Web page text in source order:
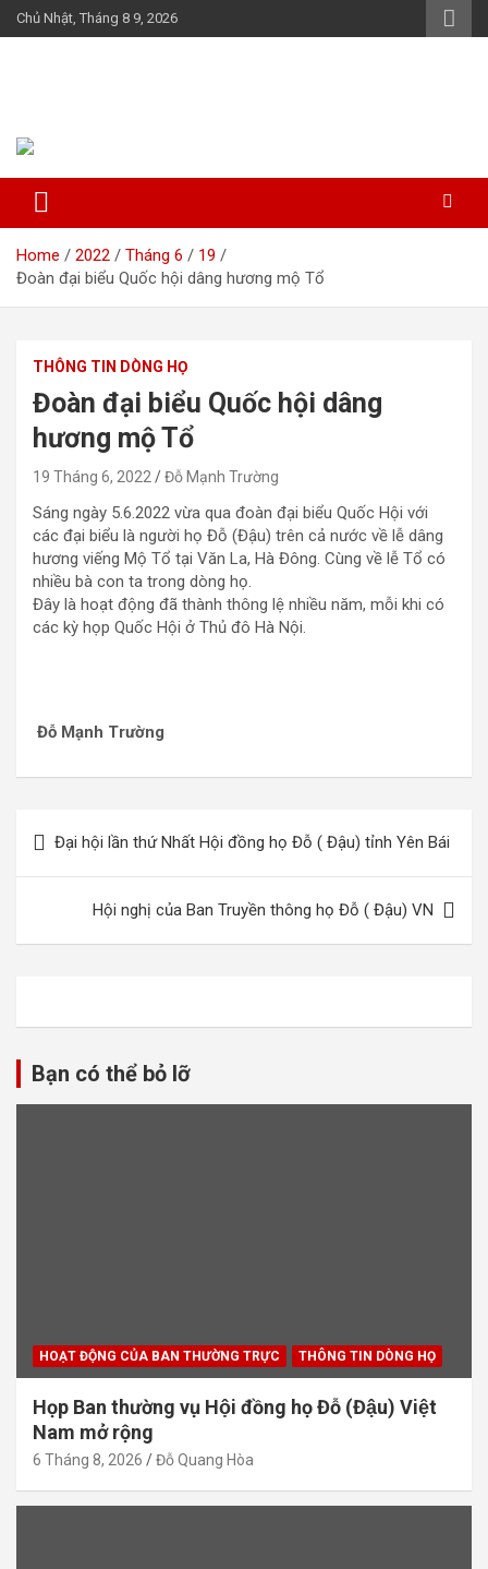
Skip
to
Chủ Nhật, Tháng 8 9, 2026
Home 2022 Tháng 6
19
Đoàn đại biểu Quốc hội dâng hương mộ Tổ
THÔNG TIN DÒNG HỌ
Đoàn đại biểu Quốc hội dâng
hương mộ Tổ
19 Tháng 6, 2022 Đỗ Mạnh Trường
Sáng ngày 5.6.2022 vừa qua đoàn đại biểu Quốc Hội với
các đại biểu là người họ Đỗ (Đậu) trên cả nước về lễ dâng
hương viếng Mộ Tổ tại Văn La, Hà Đông. Cùng về lễ Tổ có
nhiều bà con ta trong dòng họ.
Đây là hoạt động đã thành thông lệ nhiều năm, mỗi khi có
các kỳ họp Quốc Hội ở Thủ đô Hà Nội.
Đỗ Mạnh Trường
hướng
Đại hội lần thứ Nhất Hội đồng họ Đỗ ( Đậu) tỉnh Yên Bái
Hội nghị của Ban Truyền thông họ Đỗ ( Đậu) VN
Bạn có thể bỏ lỡ
HOẠT ĐỘNG CỦA BAN THƯỜNG TRỰC THÔNG TIN DÒNG HỌ
Họp Ban thường vụ Hội đồng họ Đỗ (Đậu) Việt
Nam mở rộng
6 Tháng 8, 2026 Đỗ Quang Hòa